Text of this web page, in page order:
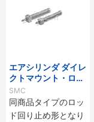
エアシリンダ ダイレ
クトマウント・ロッ
ド回り止め形 複動・
片ロッド CM2RKシ
リーズ
SMC
同商品タイプのロッ
ド回り止め形となり